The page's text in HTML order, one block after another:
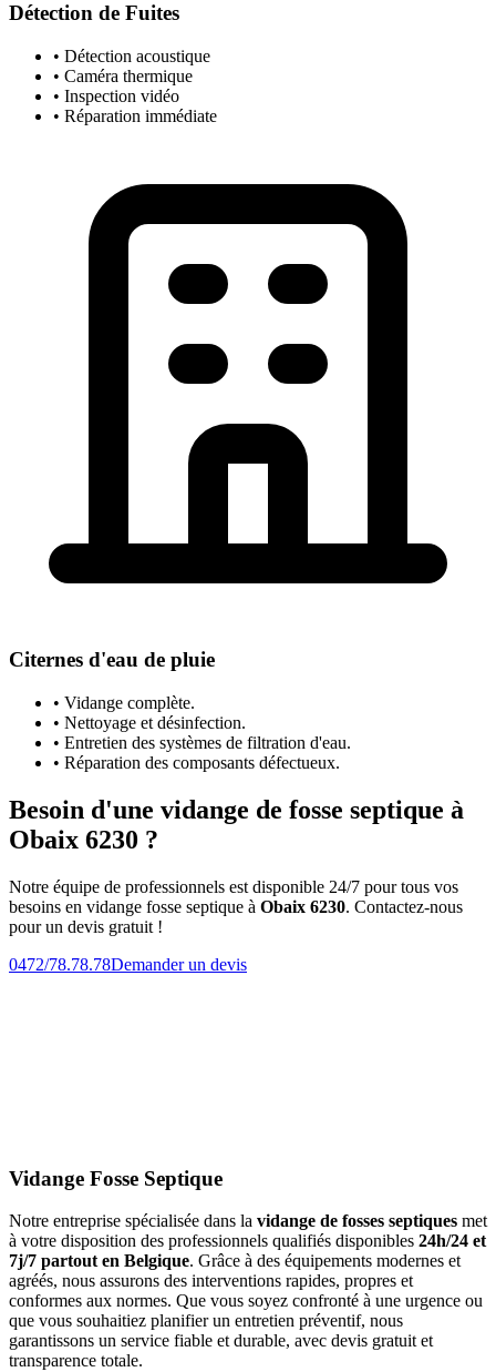
Détection de Fuites
• Détection acoustique
• Caméra thermique
• Inspection vidéo
• Réparation immédiate
Citernes d'eau de pluie
• Vidange complète.
• Nettoyage et désinfection.
• Entretien des systèmes de filtration d'eau.
• Réparation des composants défectueux.
Besoin d'une vidange de fosse septique à
Obaix 6230 ?
Notre équipe de professionnels est disponible 24/7 pour tous vos
besoins en vidange fosse septique à Obaix 6230. Contactez-nous
pour un devis gratuit !
0472/78.78.78Demander un devis
Vidange Fosse Septique
Notre entreprise spécialisée dans la vidange de fosses septiques met
à votre disposition des professionnels qualifiés disponibles 24h/24 et
7j/7 partout en Belgique. Grâce à des équipements modernes et
agréés, nous assurons des interventions rapides, propres et
conformes aux normes. Que vous soyez confronté à une urgence ou
que vous souhaitiez planifier un entretien préventif, nous
garantissons un service fiable et durable, avec devis gratuit et
transparence totale.